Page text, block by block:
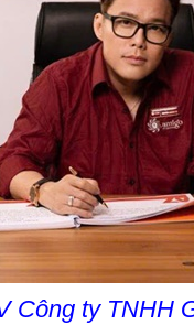
Công ty TNHH